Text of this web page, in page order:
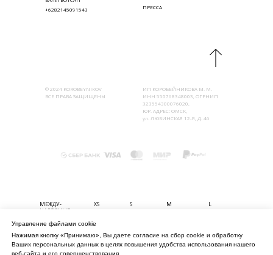
ПРЕССА
© 2024 KOROBEYNIKOV
ВСЕ ПРАВА ЗАЩИЩЕНЫ
ИП КОРОБЕЙНИКОВА М. М.
ИНН 550768348003, ОГРНИП
323554300076020,
ЮР. АДРЕС: ОМСК,
ул. ЛЮБИНСКАЯ 12-Я, Д. 46
+6282145091543
МЕЖДУ-
НАРОДНЫЕ
XS S M L
БЁДРА (СМ)
82-90
67-74
Управление файлами cookie
Нажимая кнопку «Принимаю», Вы даете согласие на сбор cookie и обработку
Ваших персональных данных в целях повышения удобства использования нашего